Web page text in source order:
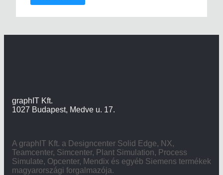
graphIT Kft.
1027 Budapest, Medve u. 17.
A graphIT Kft. a Designcenter Solid Edge, NX,
Teamcenter, Simcenter, Plant Simulation, Process
Simulate, Opcenter, Mendix és egyéb Siemens termékek
magyarországi forgalmazója.